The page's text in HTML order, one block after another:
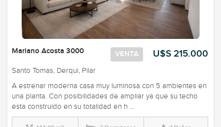
U$S 215.000
VENTA
Mariano Acosta 3000
Santo Tomas, Derqui, Pilar
A estrenar moderna casa muy luminosa con 5 ambientes en
una planta. Con posibilidades de ampliar ya que su techo
esta construido en su totalidad en h ...